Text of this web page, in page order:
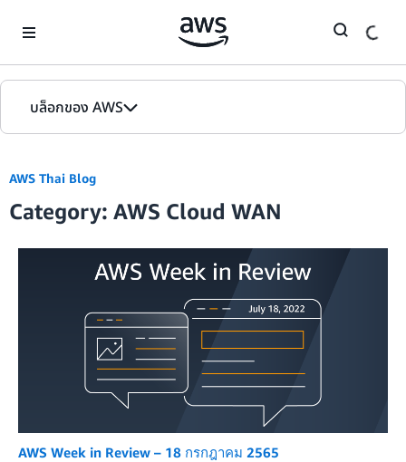
บล็อกของ AWS
หน้าหลัก
รุ่น
AWS Thai Blog
Category: AWS Cloud WAN
AWS Week in Review – 18 กรกฎาคม 2565